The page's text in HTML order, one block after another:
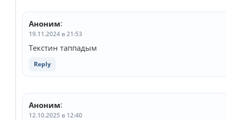
Аноним:
19.11.2024 в 21:53
Текстин таппадым
Reply
Аноним:
12.10.2025 в 12:40